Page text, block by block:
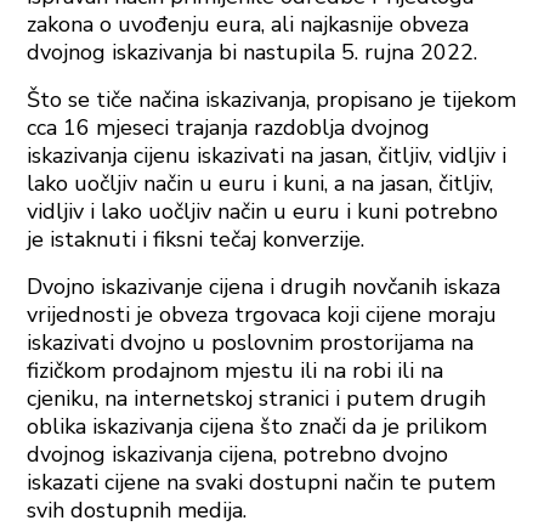
zakona o uvođenju eura, ali najkasnije obveza
dvojnog iskazivanja bi nastupila 5. rujna 2022.
Što se tiče načina iskazivanja, propisano je tijekom
cca 16 mjeseci trajanja razdoblja dvojnog
iskazivanja cijenu iskazivati na jasan, čitljiv, vidljiv i
lako uočljiv način u euru i kuni, a na jasan, čitljiv,
vidljiv i lako uočljiv način u euru i kuni potrebno
je istaknuti i fiksni tečaj konverzije.
Dvojno iskazivanje cijena i drugih novčanih iskaza
vrijednosti je obveza trgovaca koji cijene moraju
iskazivati dvojno u poslovnim prostorijama na
fizičkom prodajnom mjestu ili na robi ili na
cjeniku, na internetskoj stranici i putem drugih
oblika iskazivanja cijena što znači da je prilikom
dvojnog iskazivanja cijena, potrebno dvojno
iskazati cijene na svaki dostupni način te putem
svih dostupnih medija.